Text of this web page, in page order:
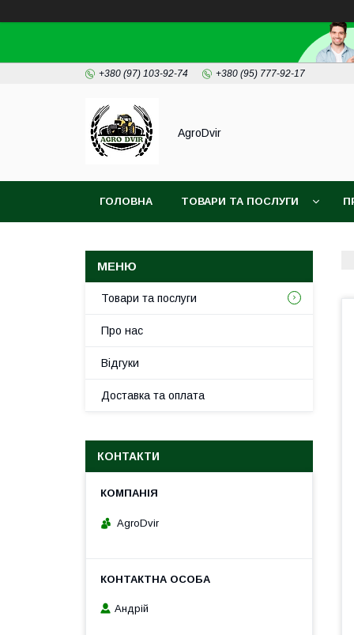
+380 (97) 103-92-74 +380 (95) 777-92-17
AgroDvir
ГОЛОВНА ТОВАРИ ТА ПОСЛУГИ
Товари та послуги
Про нас
Відгуки
Доставка та оплата
КОНТАКТИ
AgroDvir
Андрій